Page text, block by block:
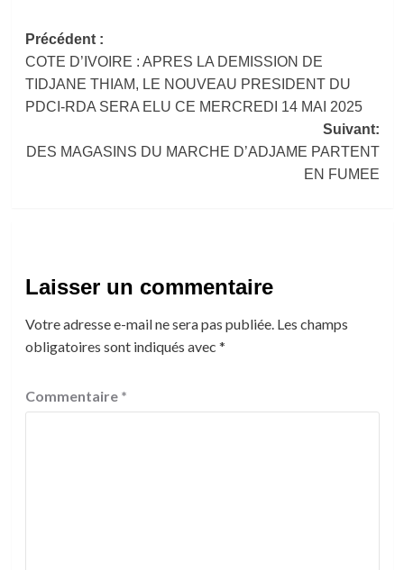
Navigation
d’article
Précédent :
COTE D’IVOIRE : APRES LA DEMISSION DE
TIDJANE THIAM, LE NOUVEAU PRESIDENT DU
PDCI-RDA SERA ELU CE MERCREDI 14 MAI 2025
Suivant:
DES MAGASINS DU MARCHE D’ADJAME PARTENT
EN FUMEE
Laisser un commentaire
Votre adresse e-mail ne sera pas publiée. Les champs
obligatoires sont indiqués avec *
Commentaire *